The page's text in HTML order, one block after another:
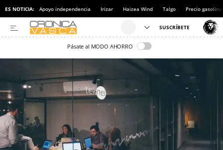
ES NOTICIA: Apoyo independencia Irizar Haizea Wind Talgo Precio gasolina
Pásate al MODO AHORRO